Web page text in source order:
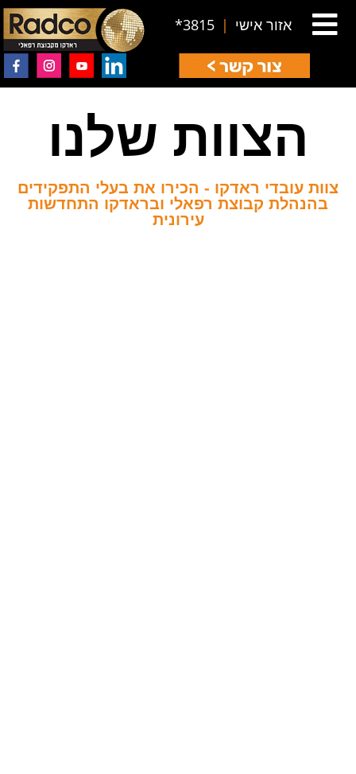
אזור אישי |
3815*
הצוות שלנו
צוות עובדי ראדקו - הכירו את בעלי התפקידים
בהנהלת קבוצת רפאלי ובראדקו התחדשות
עירונית